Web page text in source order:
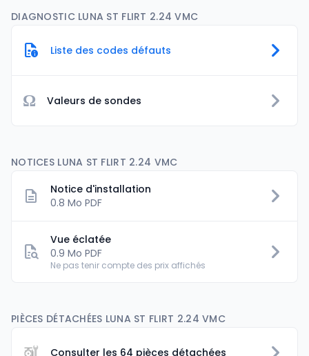
DIAGNOSTIC LUNA ST FLIRT 2.24 VMC
Liste des codes défauts
Ω Valeurs de sondes
NOTICES LUNA ST FLIRT 2.24 VMC
Notice d'installation
0.8 Mo PDF
Vue éclatée
0.9 Mo PDF
Ne pas tenir compte des prix affichés
PIÈCES DÉTACHÉES LUNA ST FLIRT 2.24 VMC
Consulter les 64 pièces détachées